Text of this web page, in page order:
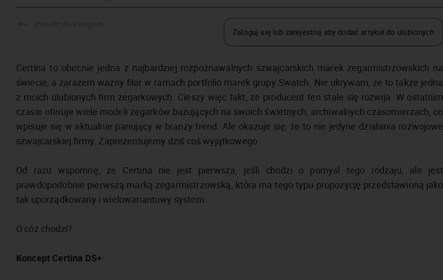
Powrót do kategorii
Zaloguj się lub zarejestruj aby dodać artykuł do ulubionych
Certina to obecnie jedna z najbardziej rozpoznawalnych szwajcarskich marek zegarmistrzowskich na
świecie, a zarazem ważny filar w ramach portfolio marek grupy Swatch. Nie ukrywam, że to także jedna
z moich ulubionych firm zegarkowych. Cieszy więc fakt, że producent ten stale się rozwija. W ostatnim
czasie oferuje wiele modeli zegarków bazujących na swoich świetnych, archiwalnych czasomierzach, co
wpisuje się w aktualnie panujący w branży trend. Ale okazuje się, że to nie jedyne działania rozwojowe
szwajcarskiej firmy. Zaprezentujemy dziś coś wyjątkowego.
Od razu wspomnę, że Certina nie jest pierwsza, jeśli chodzi o pomysł tego rodzaju, ale jest
prawdopodobnie pierwszą marką zegarmistrzowską, która ma tego typu propozycję przedstawioną jako
tak uporządkowany i wielowariantowy system.
O cóż chodzi?
Koncept Certina DS+